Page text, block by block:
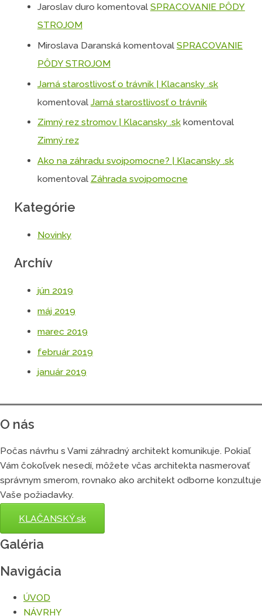
Jaroslav duro komentoval SPRACOVANIE PÔDY
STROJOM
Miroslava Daranská komentoval SPRACOVANIE
PÔDY STROJOM
Jarná starostlivosť o trávnik | Klacansky .sk
komentoval Jarná starostlivosť o trávnik
Zimný rez stromov | Klacansky .skkomentoval
Zimný rez
Ako na záhradu svojpomocne? | Klacansky .sk
komentoval Záhrada svojpomocne
Kategórie
Novinky
Archív
jún 2019
máj 2019
marec 2019
február 2019
január 2019
O nás
Počas návrhu s Vami záhradný architekt komunikuje. Pokiaľ
Vám čokoľvek nesedí, môžete včas architekta nasmerovať
správnym smerom, rovnako ako architekt odborne konzultuje
Vaše požiadavky.
KLAČANSKÝ.sk
Galéria
Navigácia
ÚVOD
NÁVRHY